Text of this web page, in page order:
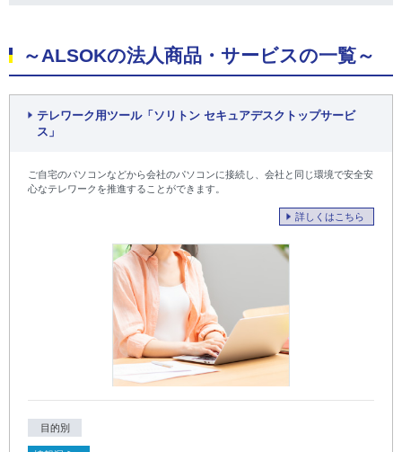
～ALSOKの法人商品・サービスの一覧～
テレワーク用ツール「ソリトン セキュアデスクトップサービ
ス」
ご自宅のパソコンなどから会社のパソコンに接続し、会社と同じ環境で安全安
心なテレワークを推進することができます。
詳しくはこちら
目的別